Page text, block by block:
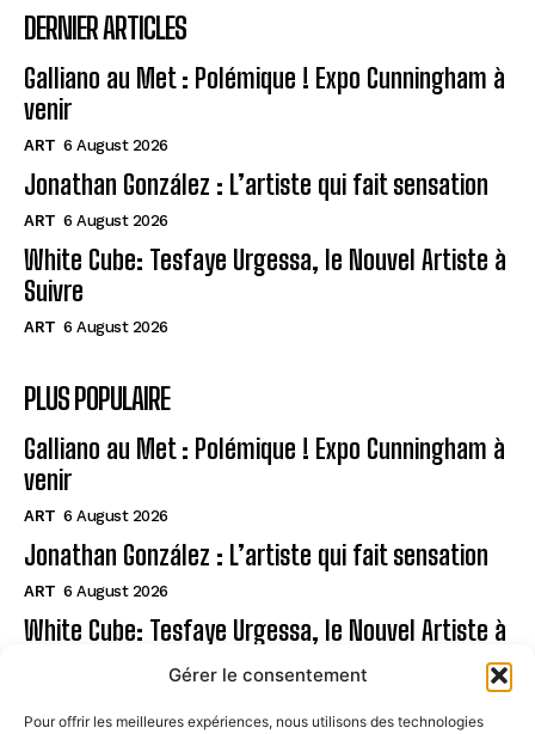
Gérer le consentement
Pour offrir les meilleures expériences, nous utilisons des technologies
DERNIER ARTICLES
Galliano au Met : Polémique ! Expo Cunningham à
venir
ART 6 August 2026
Jonathan González : L’artiste qui fait sensation
ART 6 August 2026
White Cube: Tesfaye Urgessa, le Nouvel Artiste à
Suivre
ART 6 August 2026
PLUS POPULAIRE
Galliano au Met : Polémique ! Expo Cunningham à
venir
ART 6 August 2026
Jonathan González : L’artiste qui fait sensation
ART 6 August 2026
White Cube: Tesfaye Urgessa, le Nouvel Artiste à